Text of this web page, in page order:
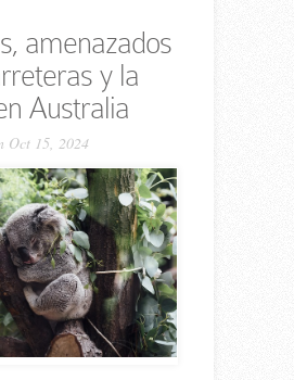
amenazados
y la
Australia
Oct 15, 2024